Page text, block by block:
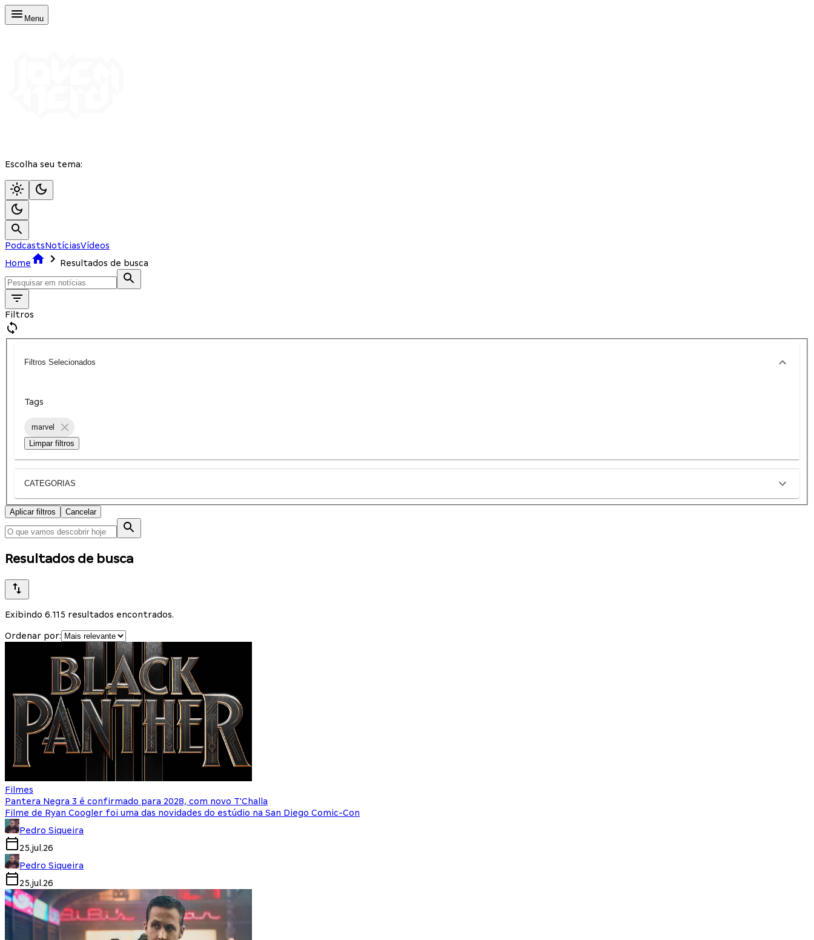
Menu
Escolha seu tema:
PodcastsNotíciasVídeos
Home
Resultados de busca
Filtros
Filtros Selecionados
Tags
marvel
Limpar filtros
CATEGORIAS
Aplicar filtros Cancelar
Resultados de busca
Exibindo 6.115 resultados encontrados.
Ordenar por:
Filmes
Pantera Negra 3 é confirmado para 2028, com novo T'Challa
Filme de Ryan Coogler foi uma das novidades do estúdio na San Diego Comic-Con
Pedro Siqueira
25.jul.26
Pedro Siqueira
25.jul.26